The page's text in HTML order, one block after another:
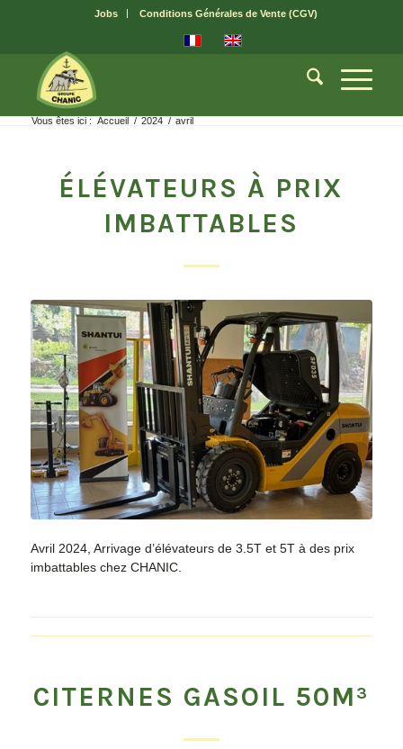
Jobs Conditions Générales de Vente (CGV)
Vous êtes ici : Accueil / 2024 / avril
ÉLÉVATEURS À PRIX
IMBATTABLES
Avril 2024, Arrivage d’élévateurs de 3.5T et 5T à des prix
imbattables chez CHANIC.
CITERNES GASOIL 50M³